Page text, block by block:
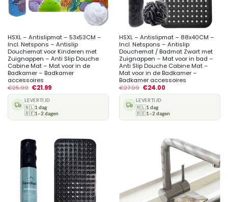
HSXL – Antislipmat – 53x53CM –
Incl. Netspons – Antislip
Douchemat voor Kinderen met
Zuignappen – Anti Slip Douche
Cabine Mat – Mat voor in de
Badkamer – Badkamer
accessoires
€25.99 €21.99
LEVERTIJD
🇳🇱1 dag
🇧🇪1–2 dagen
HSXL – Antislipmat – 88x40CM –
Incl. Netspons – Antislip
Douchemat / Badmat Zwart met
Zuignappen – Mat voor in bad –
Anti Slip Douche Cabine Mat –
Mat voor in de Badkamer –
Badkamer accessoires
€27.99 €24.00
LEVERTIJD
🇳🇱1 dag
🇧🇪1–2 dagen